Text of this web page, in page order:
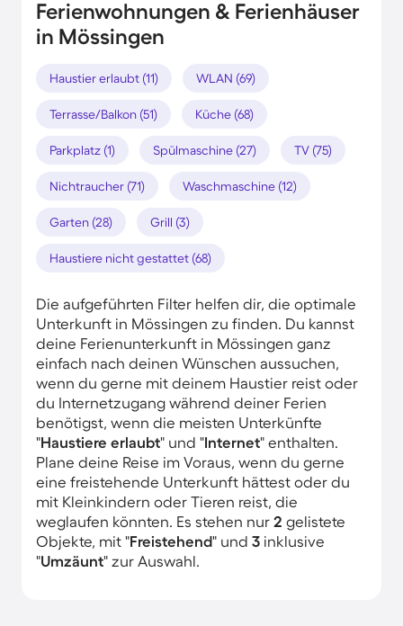
Ferienwohnungen & Ferienhäuser
in Mössingen
Haustier erlaubt (11) WLAN (69)
Terrasse/Balkon (51) Küche (68)
Parkplatz (1) Spülmaschine (27) TV (75)
Nichtraucher (71) Waschmaschine (12)
Garten (28) Grill (3)
Haustiere nicht gestattet (68)
Die aufgeführten Filter helfen dir, die optimale
Unterkunft in Mössingen zu finden. Du kannst
deine Ferienunterkunft in Mössingen ganz
einfach nach deinen Wünschen aussuchen,
wenn du gerne mit deinem Haustier reist oder
du Internetzugang während deiner Ferien
benötigst, wenn die meisten Unterkünfte
"Haustiere erlaubt" und "Internet" enthalten.
Plane deine Reise im Voraus, wenn du gerne
eine freistehende Unterkunft hättest oder du
mit Kleinkindern oder Tieren reist, die
weglaufen könnten. Es stehen nur 2 gelistete
Objekte, mit "Freistehend" und 3 inklusive
"Umzäunt" zur Auswahl.